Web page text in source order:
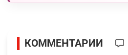
КОММЕНТАРИИ